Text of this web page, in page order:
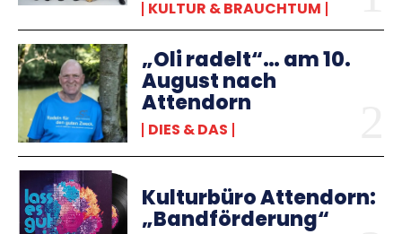
KULTUR & BRAUCHTUM
„Oli radelt“… am 10.
August nach
Attendorn
DIES & DAS
Kulturbüro Attendorn:
„Bandförderung“